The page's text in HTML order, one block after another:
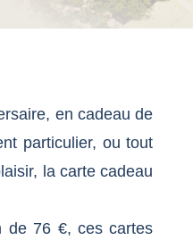
en cadeau de
particulier, ou tout
la carte cadeau
de 76 €, ces cartes